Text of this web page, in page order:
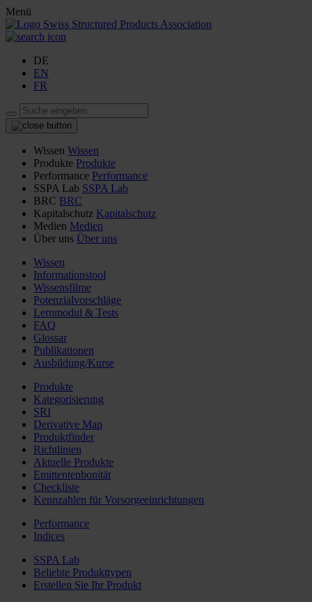
Menü
DE
EN
FR
Wissen Wissen
Produkte Produkte
Performance Performance
SSPA Lab SSPA Lab
BRC BRC
Kapitalschutz Kapitalschutz
Medien Medien
Über uns Über uns
Wissen
Informationstool
Wissensfilme
Potenzialvorschläge
Lernmodul & Tests
FAQ
Glossar
Publikationen
Ausbildung/Kurse
Produkte
Kategorisierung
SRI
Derivative Map
Produktfinder
Richtlinien
Aktuelle Produkte
Emittentenbonität
Checkliste
Kennzahlen für Vorsorgeeinrichtungen
Performance
Indices
SSPA Lab
Beliebte Produkttypen
Erstellen Sie Ihr Produkt